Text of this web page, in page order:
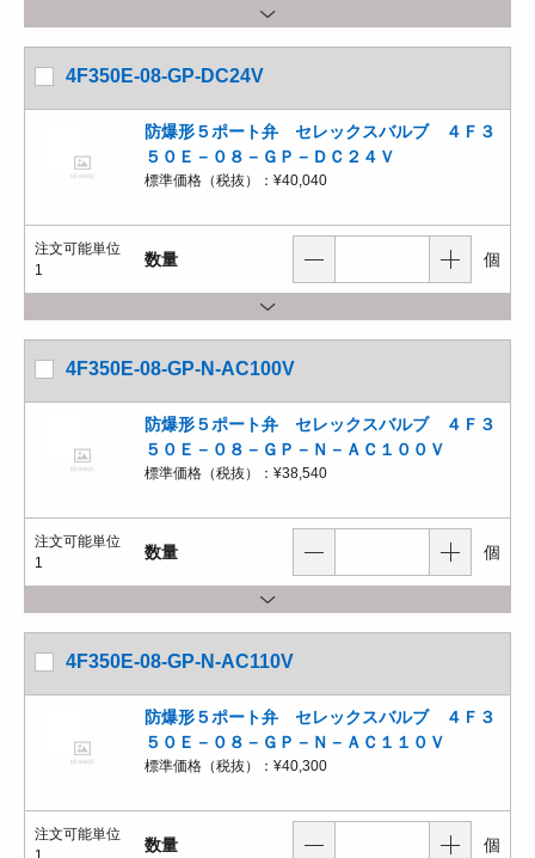
4F350E-08-GP-DC24V
防爆形５ポート弁 セレックスバルブ ４Ｆ３
５０Ｅ－０８－ＧＰ－ＤＣ２４Ｖ
標準価格（税抜）： ¥40,040
注文可能単位
1
数量 個
4F350E-08-GP-N-AC100V
防爆形５ポート弁 セレックスバルブ ４Ｆ３
５０Ｅ－０８－ＧＰ－Ｎ－ＡＣ１００Ｖ
標準価格（税抜）： ¥38,540
注文可能単位
1
数量 個
4F350E-08-GP-N-AC110V
防爆形５ポート弁 セレックスバルブ ４Ｆ３
５０Ｅ－０８－ＧＰ－Ｎ－ＡＣ１１０Ｖ
標準価格（税抜）： ¥40,300
注文可能単位
数量 個